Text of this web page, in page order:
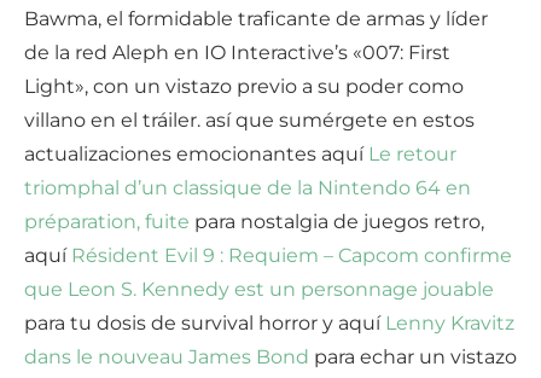
Bawma, el formidable traficante de armas y líder
de la red Aleph en IO Interactive’s «007: First
Light», con un vistazo previo a su poder como
villano en el tráiler. así que sumérgete en estos
actualizaciones emocionantes aquí Le retour
triomphal d’un classique de la Nintendo 64 en
préparation, fuite para nostalgia de juegos retro,
aquí Résident Evil 9 : Requiem – Capcom confirme
que Leon S. Kennedy est un personnage jouable
para tu dosis de survival horror y aquí Lenny Kravitz
dans le nouveau James Bond para echar un vistazo